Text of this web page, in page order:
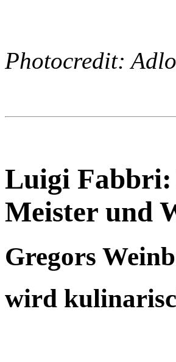
Photocredit:
Luigi Fabbri:
Meister und
Gregors
wird